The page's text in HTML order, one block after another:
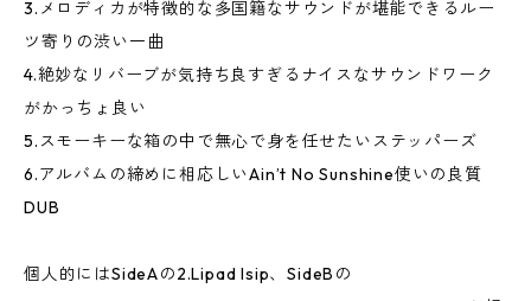
3.メロディカが特徴的な多国籍なサウンドが堪能できるルー
ツ寄りの渋い一曲
4.絶妙なリバーブが気持ち良すぎるナイスなサウンドワーク
がかっちょ良い
5.スモーキーな箱の中で無心で身を任せたいステッパーズ
6.アルバムの締めに相応しいAin’t No Sunshine使いの良質
DUB
個人的にはSideAの2.Lipad Isip、SideBの